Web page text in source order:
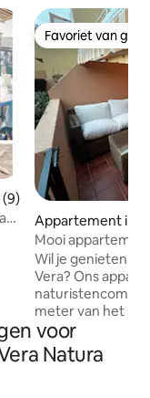
beoordeling
(9)
Favoriet van
Favoriet van
Appartement in
ra
Mooi
Wil je genieten
Vera? Ons
meter van het
je nodig hebt om
onvergetelijke
Geniet van het
voor
Natura